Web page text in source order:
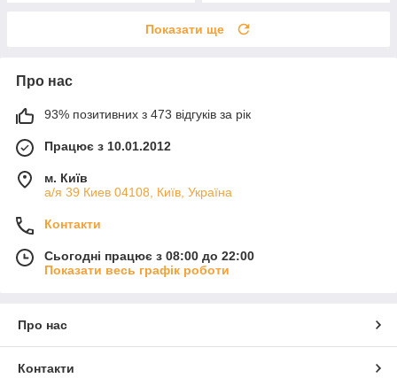
Показати ще
Про нас
93% позитивних з 473 відгуків за рік
Працює з 10.01.2012
м. Київ
а/я 39 Киев 04108, Київ, Україна
Контакти
Сьогодні працює з 08:00 до 22:00
Показати весь графік роботи
Про нас
Контакти